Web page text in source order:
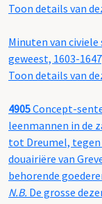
Toon details van
Minuten van
geweest, 1603-
Toon details van
4905Concept-
leenmannen in de
tot Dreumel, tegen
douairiëre van
behorende
N.B. De grosse